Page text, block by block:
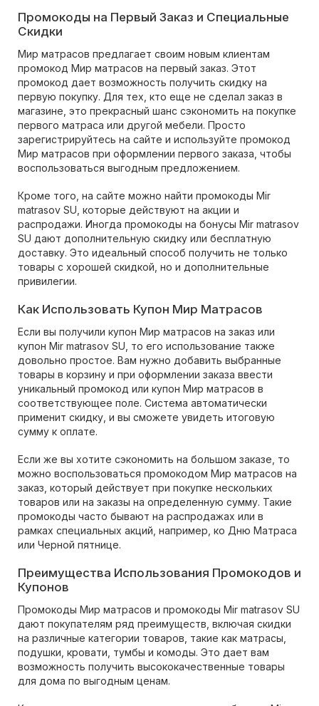
Промокоды на Первый Заказ и Специальные
Скидки
Мир матрасов предлагает своим новым клиентам
промокод Мир матрасов на первый заказ. Этот
промокод дает возможность получить скидку на
первую покупку. Для тех, кто еще не сделал заказ в
магазине, это прекрасный шанс сэкономить на покупке
первого матраса или другой мебели. Просто
зарегистрируйтесь на сайте и используйте промокод
Мир матрасов при оформлении первого заказа, чтобы
воспользоваться выгодным предложением.
Кроме того, на сайте можно найти промокоды Mir
matrasov SU, которые действуют на акции и
распродажи. Иногда промокоды на бонусы Mir matrasov
SU дают дополнительную скидку или бесплатную
доставку. Это идеальный способ получить не только
товары с хорошей скидкой, но и дополнительные
привилегии.
Как Использовать Купон Мир Матрасов
Если вы получили купон Мир матрасов на заказ или
купон Mir matrasov SU, то его использование также
довольно простое. Вам нужно добавить выбранные
товары в корзину и при оформлении заказа ввести
уникальный промокод или купон Мир матрасов в
соответствующее поле. Система автоматически
применит скидку, и вы сможете увидеть итоговую
сумму к оплате.
Если же вы хотите сэкономить на большом заказе, то
можно воспользоваться промокодом Мир матрасов на
заказ, который действует при покупке нескольких
товаров или на заказы на определенную сумму. Такие
промокоды часто бывают на распродажах или в
рамках специальных акций, например, ко Дню Матраса
или Черной пятнице.
Преимущества Использования Промокодов и
Купонов
Промокоды Мир матрасов и промокоды Mir matrasov SU
дают покупателям ряд преимуществ, включая скидки
на различные категории товаров, такие как матрасы,
подушки, кровати, тумбы и комоды. Это дает вам
возможность получить высококачественные товары
для дома по выгодным ценам.